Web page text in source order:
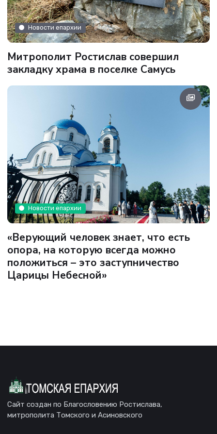
Новости епархии
Митрополит Ростислав совершил
закладку храма в поселке Самусь
Новости епархии
«Верующий человек знает, что есть
опора, на которую всегда можно
положиться – это заступничество
Царицы Небесной»
Сайт создан по Благословению Ростислава,
митрополита Томского и Асиновского